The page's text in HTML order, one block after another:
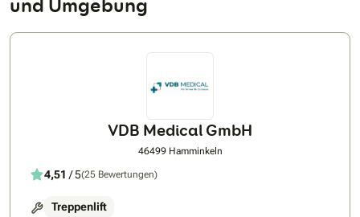
und Umgebung
VDB Medical GmbH
46499 Hamminkeln
4,51 / 5(25 Bewertungen)
Treppenlift